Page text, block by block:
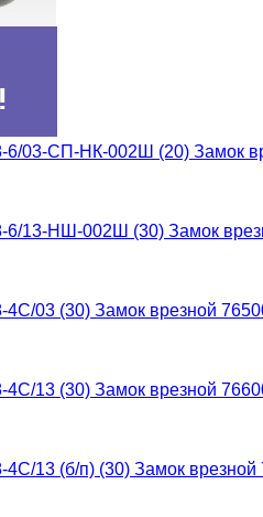
Замок
Замок
Замок врезной
Замок врезной
Замок